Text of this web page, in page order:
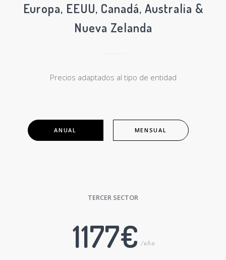
Europa, EEUU, Canadá, Australia &
Nueva Zelanda
Precios adaptados al tipo de entidad
ANUAL MENSUAL
TERCER SECTOR
1177€ /año